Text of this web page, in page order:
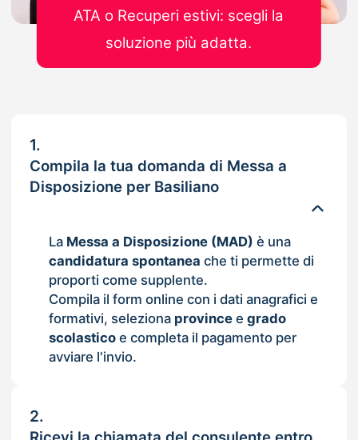
1.
Compila la tua domanda di Messa a
Disposizione per Basiliano
La Messa a Disposizione (MAD) è una
candidatura spontanea che ti permette di
proporti come supplente.
Compila il form online con i dati anagrafici e
formativi, seleziona provincee grado
scolasticoe completa il pagamento per
avviare l'invio.
2.
ATA o Recuperi estivi: scegli la
soluzione più adatta.